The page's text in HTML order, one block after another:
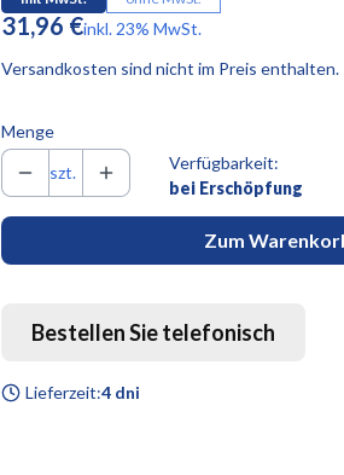
Preis
31,96 €inkl. 23% MwSt.
inkl. 23% MwSt.
Versandkosten sind nicht im Preis enthalten.
Menge
szt.
Verfügbarkeit:
bei Erschöpfung
Zum
Bestellen Sie telefonisch
Lieferzeit:4 dni